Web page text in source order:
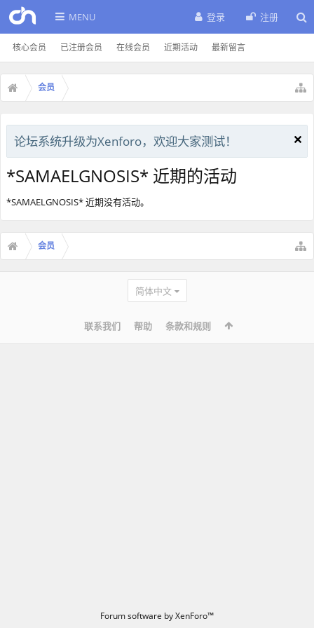
MENU
核心会员 已注册会员 在线会员 近期活动 最新留言
登录 注册
会员
论坛系统升级为Xenforo，欢迎大家测试！
*SAMAELGNOSIS* 近期的活动
*SAMAELGNOSIS* 近期没有活动。
会员
简体中文
联系我们 帮助 条款和规则
Forum software by XenForo™